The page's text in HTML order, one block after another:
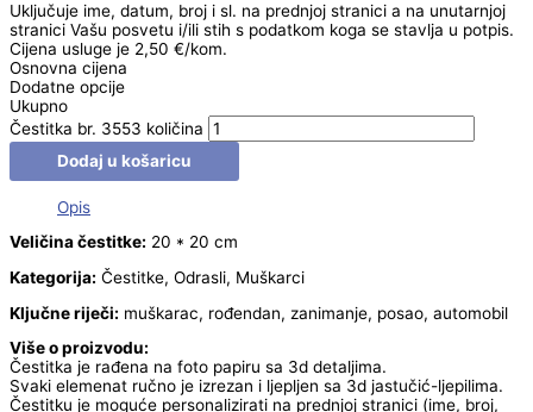
Uključuje ime, datum, broj i sl. na prednjoj stranici a na unutarnjoj
stranici Vašu posvetu i/ili stih s podatkom koga se stavlja u potpis.
Cijena usluge je 2,50 €/kom.
Osnovna cijena
Dodatne opcije
Ukupno
Čestitka br. 3553 količina
Dodaj u košaricu
Opis
Veličina čestitke: 20 * 20 cm
Kategorija: Čestitke, Odrasli, Muškarci
Ključne riječi: muškarac, rođendan, zanimanje, posao, automobil
Više o proizvodu:
Čestitka je rađena na foto papiru sa 3d detaljima.
Svaki elemenat ručno je izrezan i ljepljen sa 3d jastučić-ljepilima.
Čestitku je moguće personalizirati na prednjoj stranici (ime, broj,